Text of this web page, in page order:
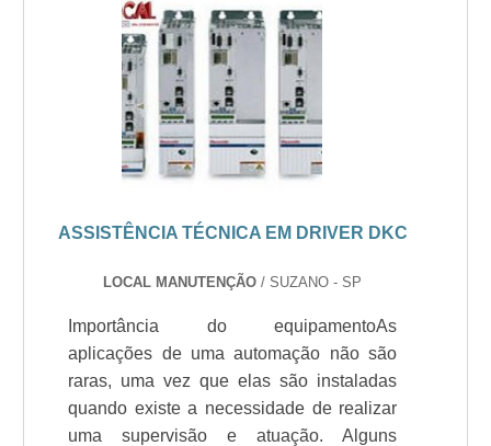
ASSISTÊNCIA TÉCNICA EM DRIVER DKC
LOCAL MANUTENÇÃO / SUZANO - SP
Importância do equipamentoAs
aplicações de uma automação não são
raras, uma vez que elas são instaladas
quando existe a necessidade de realizar
uma supervisão e atuação. Alguns